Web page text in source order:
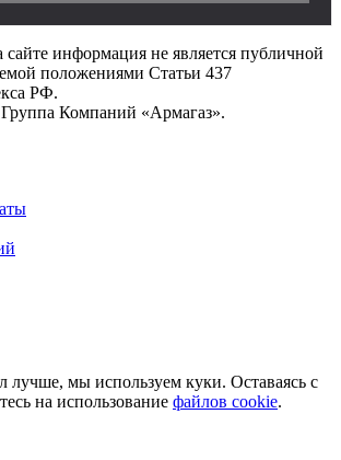
сайте информация не является публичной
положениями Статьи 437
РФ.
Компаний «Армагаз».
лучше, мы используем куки. Оставаясь с
на использование файлов cookie.